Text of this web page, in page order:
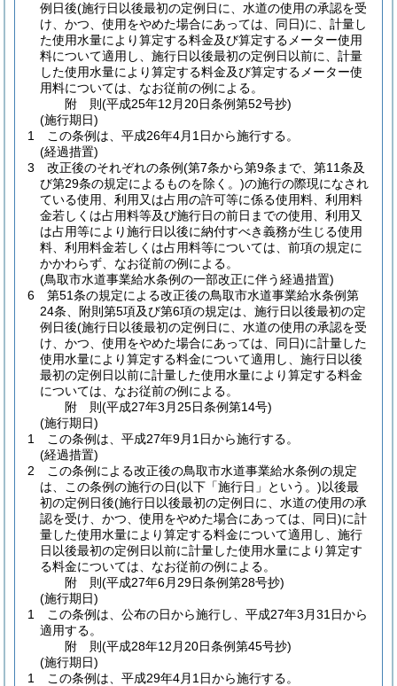
例日後(施行日以後最初の定例日に、水道の使用の承認を受
け、かつ、使用をやめた場合にあっては、同日)に、計量し
た使用水量により算定する料金及び算定するメーター使用
料について適用し、施行日以後最初の定例日以前に、計量
した使用水量により算定する料金及び算定するメーター使
用料については、なお従前の例による。
附 則(平成25年12月20日条例第52号抄)
(施行期日)
1
この条例は、平成26年4月1日から施行する。
(経過措置)
3
改正後のそれぞれの条例(第7条から第9条まで、第11条及
び第29条の規定によるものを除く。)の施行の際現になされ
ている使用、利用又は占用の許可等に係る使用料、利用料
金若しくは占用料等及び施行日の前日までの使用、利用又
は占用等により施行日以後に納付すべき義務が生じる使用
料、利用料金若しくは占用料等については、前項の規定に
かかわらず、なお従前の例による。
(鳥取市水道事業給水条例の一部改正に伴う経過措置)
6
第51条の規定による改正後の鳥取市水道事業給水条例第
24条、附則第5項及び第6項の規定は、施行日以後最初の定
例日後(施行日以後最初の定例日に、水道の使用の承認を受
け、かつ、使用をやめた場合にあっては、同日)に計量した
使用水量により算定する料金について適用し、施行日以後
最初の定例日以前に計量した使用水量により算定する料金
については、なお従前の例による。
附 則(平成27年3月25日条例第14号)
(施行期日)
1
この条例は、平成27年9月1日から施行する。
(経過措置)
2
この条例による改正後の鳥取市水道事業給水条例の規定
は、この条例の施行の日(以下「施行日」という。)以後最
初の定例日後(施行日以後最初の定例日に、水道の使用の承
認を受け、かつ、使用をやめた場合にあっては、同日)に計
量した使用水量により算定する料金について適用し、施行
日以後最初の定例日以前に計量した使用水量により算定す
る料金については、なお従前の例による。
附 則(平成27年6月29日条例第28号抄)
(施行期日)
1
この条例は、公布の日から施行し、平成27年3月31日から
適用する。
附 則(平成28年12月20日条例第45号抄)
(施行期日)
1
この条例は、平成29年4月1日から施行する。